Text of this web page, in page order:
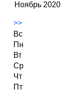
Ноябрь 2020
>>
Вс
Пн
Вт
Ср
Чт
Пт